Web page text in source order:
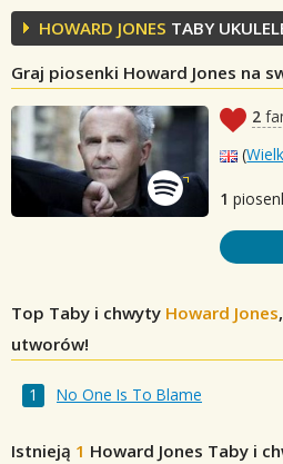
HOWARD JONES TABY
Graj piosenki Howard Jones na
2
(
1
Top Taby i chwyty Howard Jones
utworów!
No One Is To Blame
Istnieją 1 Howard Jones Taby i